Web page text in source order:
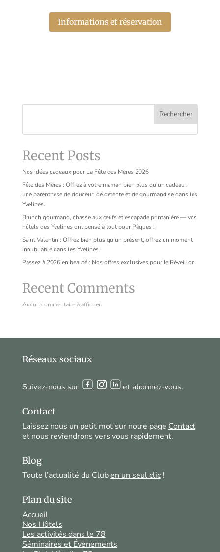
Informations et réservation
Rechercher
Recent Posts
Nos idées cadeaux pour La Fête des Mères 2026
Fête des Mères : Offrez à votre maman bien plus qu’un cadeau :
une parenthèse de douceur, de détente et de gourmandise dans les
Yvelines.
Brunch gourmand, chasse aux œufs et escapade printanière — vos
hôtels des Yvelines ont pensé à tout pour Pâques !
Saint Valentin : Offrez bien plus qu’un présent, offrez un moment
inoubliable dans les Yvelines !
Passez à 2026 en beauté : Nos offres exclusives pour le Réveillon
Recent Comments
Aucun commentaire à afficher.
Réseaux sociaux
Suivez-nous sur et abonnez-vous.
Contact
Laissez nous un petit mot sur notre page Contact
et nous reviendrons vers vous rapidement.
Blog
Toute l’actualité du Cluben un seul clic!
Plan du site
Accueil
Nos Hôtels
Les activités dans le 78
Séminaires et Évènements